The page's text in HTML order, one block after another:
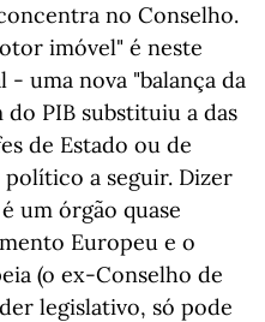
no Conselho.
imóvel" é neste
uma nova "balança da
PIB substituiu a das
de Estado ou de
a seguir. Dizer
um órgão quase
Europeu e o
(o ex-Conselho de
legislativo, só pode